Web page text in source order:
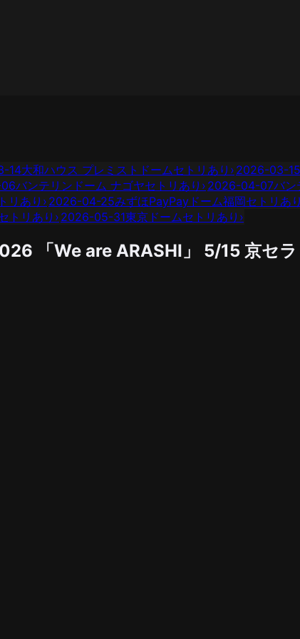
14大和ハウス プレミストドームセトリあり › 2026-03-15
バンテリンドーム ナゴヤセトリあり › 2026-04-07バン
リあり › 2026-04-25みずほPayPayドーム福岡セトリあり
トリあり › 2026-05-31東京ドームセトリあり ›
「We are ARASHI」 5/15 京セ